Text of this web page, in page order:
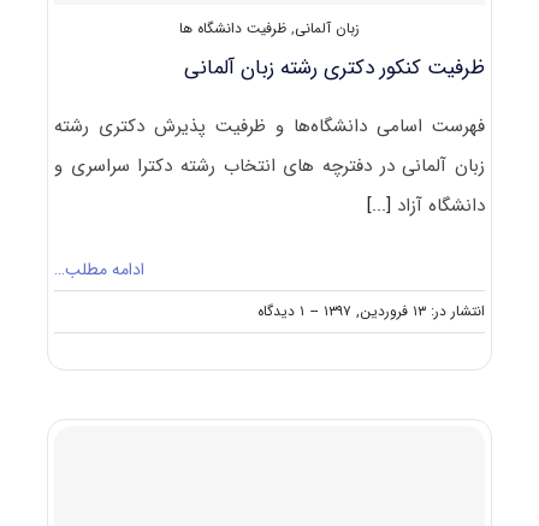
زبان آلمانی, ظرفیت دانشگاه ها
ظرفیت کنکور دکتری رشته زﺑﺎن آﻟﻤﺎنی
فهرست اسامی دانشگاه‌ها و ظرفیت پذیرش دکتری رشته
زﺑﺎن آﻟﻤﺎنی در دفترچه های انتخاب رشته دکترا سراسری و
دانشگاه آزاد [...]
ادامه مطلب…
انتشار در: ۱۳ فروردین, ۱۳۹۷ -- ۱ دیدگاه
on
ظرفیت
دکتری
زﺑﺎن